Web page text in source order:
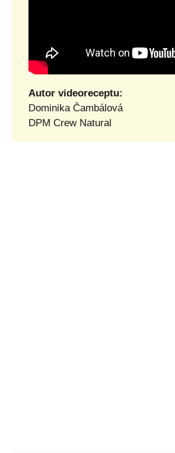
Autor videoreceptu:
Dominika Čambálová
DPM Crew Natural